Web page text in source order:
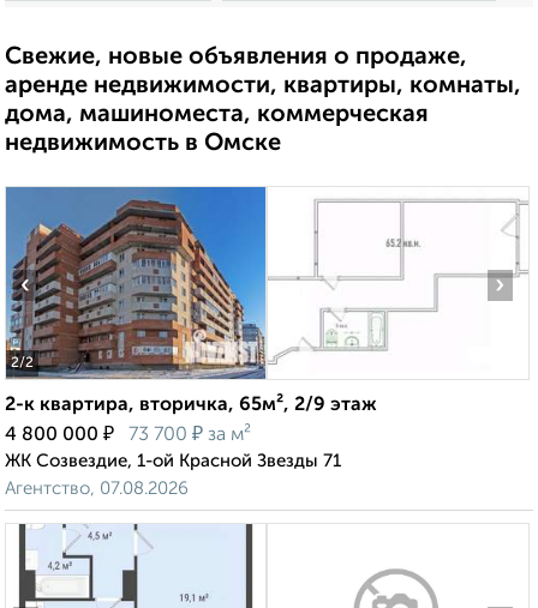
Свежие, новые объявления о продаже,
аренде недвижимости, квартиры, комнаты,
дома, машиноместа, коммерческая
недвижимость в Омске
2/2
‹ ›
2-к квартира, вторичка, 65м², 2/9 этаж
4 800 000 ₽ 73 700 ₽ за м²
ЖК Созвездие, 1-ой Красной Звезды 71
Агентство, 07.08.2026